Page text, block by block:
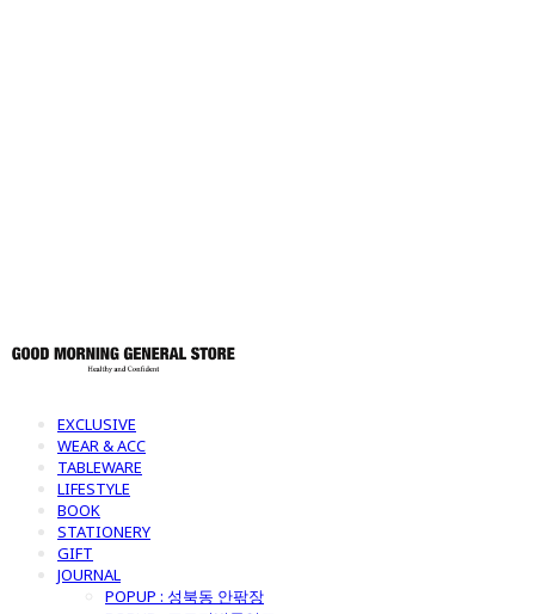
EXCLUSIVE
WEAR & ACC
TABLEWARE
LIFESTYLE
BOOK
STATIONERY
GIFT
JOURNAL
POPUP : 성북동 안팎장